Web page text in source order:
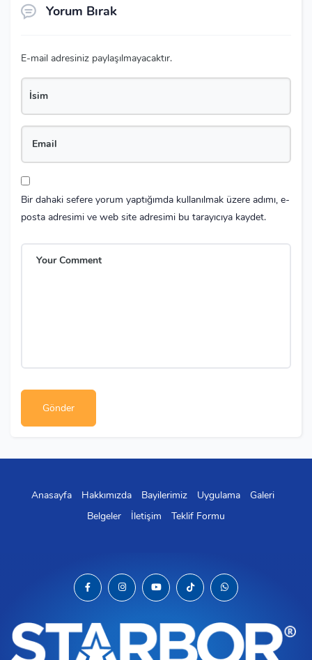
Yorum Bırak
E-mail adresiniz paylaşılmayacaktır.
Bir dahaki sefere yorum yaptığımda kullanılmak üzere adımı, e-
posta adresimi ve web site adresimi bu tarayıcıya kaydet.
Anasayfa Hakkımızda Bayilerimiz Uygulama
Galeri
Belgeler
İletişim Teklif Formu